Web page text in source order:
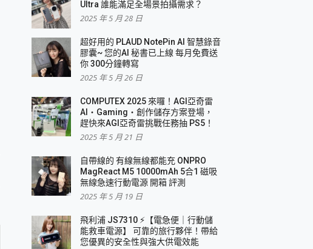
Ultra 誰能滿足全場景拍攝需求？
2025 年 5 月 28 日
超好用的 PLAUD NotePin AI 智慧錄音
膠囊~ 您的AI 秘書已上線 每月免費送
你 300分鐘轉寫
2025 年 5 月 26 日
COMPUTEX 2025 來囉！AGI亞奇雷
AI・Gaming・創作儲存方案登場，
趕快來AGI亞奇雷挑戰任務抽 PS5！
2025 年 5 月 21 日
自帶線的 有線無線都能充 ONPRO
MagReact M5 10000mAh 5合1 磁吸
無線急速行動電源 開箱 評測
2025 年 5 月 19 日
飛利浦 JS7310 ⚡【電急便｜行動儲
能救車電源】 可靠的旅行夥伴！帶給
您優異的安全性與強大供電效能